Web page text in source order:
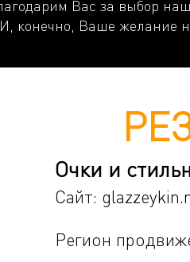
Вас за выбор
конечно, Ваше желание
Очки и
Сайт:
Регион